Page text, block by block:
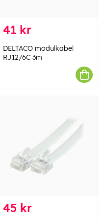
41 kr
DELTACO modulkabel
RJ12/6C 3m
45 kr